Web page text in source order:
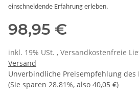
einschneidende Erfahrung erleben.
98,95 €
inkl. 19% USt. , Versandkostenfreie
Versand
Unverbindliche Preisempfehlung des
(Sie sparen 28.81%, also 40,05 €)